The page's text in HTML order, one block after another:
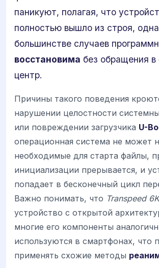
паникуют, полагая, что
полностью вышло из строя,
большинстве случаев
восстановима без обращения в
центр.
Причины такого поведения
нарушении целостности
или повреждении загрузчика U-
операционная система не может
необходимые для старта файлы,
инициализации прерывается, и
попадает в бесконечный цикл
Важно понимать, что Transpeed 6K
устройство с открытой
многие его компоненты
используются в смартфонах, что
применять схожие методы